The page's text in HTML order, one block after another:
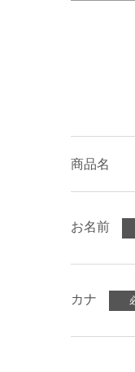
商品名
お名前
カナ